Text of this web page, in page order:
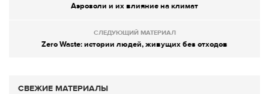
Аэрозоли и их влияние на климат
СЛЕДУЮЩИЙ МАТЕРИАЛ
Zero Waste: истории людей, живущих без отходов
СВЕЖИЕ МАТЕРИАЛЫ